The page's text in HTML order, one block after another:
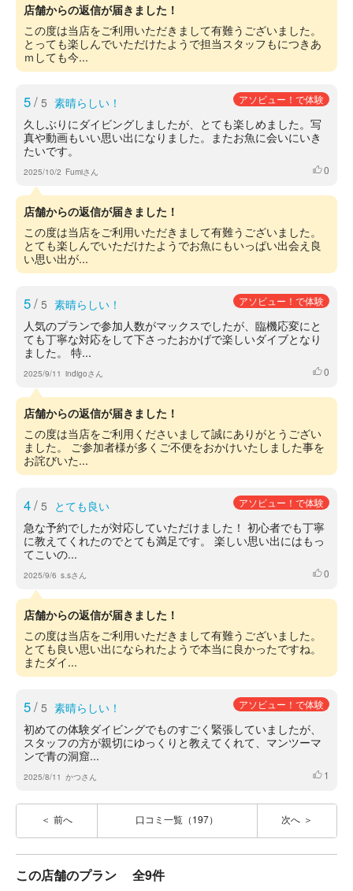
店舗からの返信が届きました！
この度は当店をご利用いただきまして有難うございました。
とっても楽しんでいただけたようで担当スタッフもにつきあ
ｍしても今...
5/ 5 素晴らしい！ アソビュー！で体験
久しぶりにダイビングしましたが、とても楽しめました。写
真や動画もいい思い出になりました。またお魚に会いにいき
たいです。
2025/10/2 Fumiさん いいね
0
店舗からの返信が届きました！
この度は当店をご利用いただきまして有難うございました。
とても楽しんでいただけたようでお魚にもいっぱい出会え良
い思い出が...
5/ 5 素晴らしい！ アソビュー！で体験
人気のプランで参加人数がマックスでしたが、臨機応変にと
ても丁寧な対応をして下さったおかげで楽しいダイブとなり
ました。 特...
2025/9/11 indigoさん いいね
0
店舗からの返信が届きました！
この度は当店をご利用くださいまして誠にありがとうござい
ました。 ご参加者様が多くご不便をおかけいたしました事を
お詫びいた...
4/ 5 とても良い アソビュー！で体験
急な予約でしたが対応していただけました！ 初心者でも丁寧
に教えてくれたのでとても満足です。 楽しい思い出にはもっ
てこいの...
2025/9/6 s.sさん いいね
0
店舗からの返信が届きました！
この度は当店をご利用いただきまして有難うございました。
とても良い思い出になられたようで本当に良かったですね。
またダイ...
5/ 5 素晴らしい！ アソビュー！で体験
初めての体験ダイビングでものすごく緊張していましたが、
スタッフの方が親切にゆっくりと教えてくれて、マンツーマ
ンで青の洞窟...
2025/8/11 かつさん いいね
1
前へ 口コミ一覧（197） 次へ
この店舗のプラン 全9件